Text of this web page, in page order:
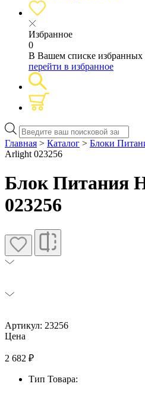
Избранное
0
В Вашем списке избранных
перейти в избранное
Поиск
товаров
Главная > Каталог > Блоки
Arlight 023256
Блок Питания
023256
Артикул: 23256
Цена
2 682 ₽
Тип Товара: